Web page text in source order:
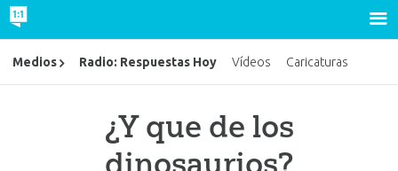
¿Y que de los
Medios Radio: Respuestas Hoy Vídeos Caricaturas